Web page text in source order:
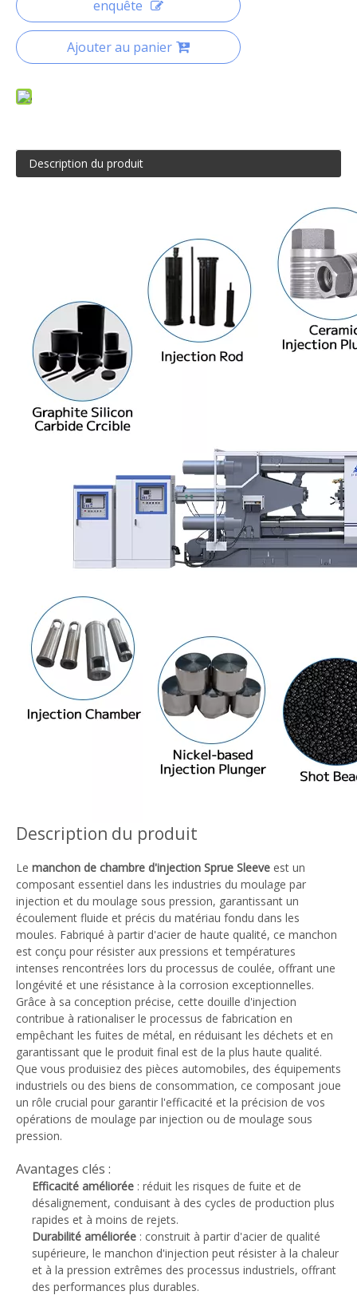
enquête
Ajouter au panier
Description du produit
Description du produit
Le manchon de chambre d'injection Sprue Sleeve est un
composant essentiel dans les industries du moulage par
injection et du moulage sous pression, garantissant un
écoulement fluide et précis du matériau fondu dans les
moules. Fabriqué à partir d'acier de haute qualité, ce manchon
est conçu pour résister aux pressions et températures
intenses rencontrées lors du processus de coulée, offrant une
longévité et une résistance à la corrosion exceptionnelles.
Grâce à sa conception précise, cette douille d'injection
contribue à rationaliser le processus de fabrication en
empêchant les fuites de métal, en réduisant les déchets et en
garantissant que le produit final est de la plus haute qualité.
Que vous produisiez des pièces automobiles, des équipements
industriels ou des biens de consommation, ce composant joue
un rôle crucial pour garantir l'efficacité et la précision de vos
opérations de moulage par injection ou de moulage sous
pression.
Avantages clés :
Efficacité améliorée : réduit les risques de fuite et de
désalignement, conduisant à des cycles de production plus
rapides et à moins de rejets.
Durabilité améliorée : construit à partir d'acier de qualité
supérieure, le manchon d'injection peut résister à la chaleur
et à la pression extrêmes des processus industriels, offrant
des performances plus durables.